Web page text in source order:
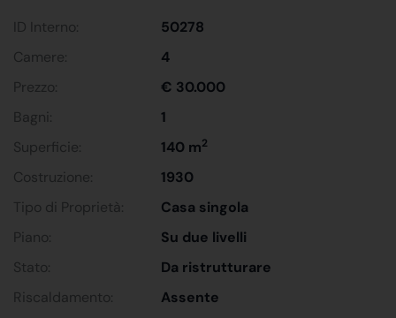
ID Interno:
50278
Camere:
4
Prezzo:
€ 30.000
Bagni:
1
Superficie:
140 m2
Costruzione:
1930
Tipo di Proprietà:
Casa singola
Piano:
Su due livelli
Stato:
Da ristrutturare
Riscaldamento:
Assente